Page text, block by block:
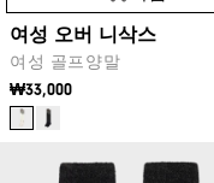
여성 오버 니삭스
여성 골프양말
₩33,000